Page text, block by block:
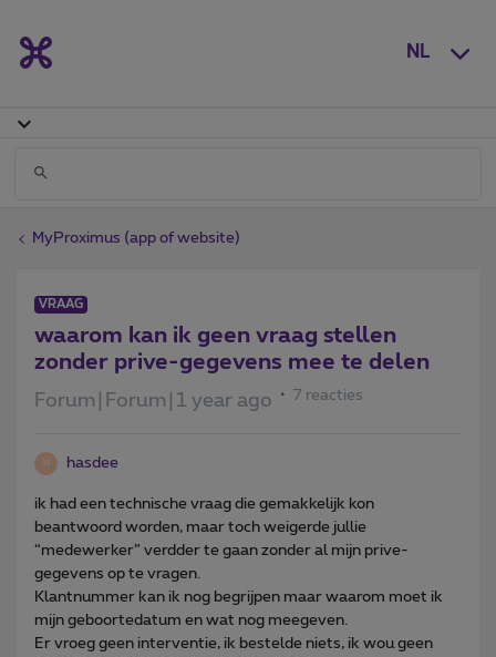
NL
MyProximus (app of website)
VRAAG
waarom kan ik geen vraag stellen
zonder prive-gegevens mee te delen
Forum|Forum|1 year ago 7 reacties
H hasdee
ik had een technische vraag die gemakkelijk kon
beantwoord worden, maar toch weigerde jullie
“medewerker” verdder te gaan zonder al mijn prive-
gegevens op te vragen.
Klantnummer kan ik nog begrijpen maar waarom moet ik
mijn geboortedatum en wat nog meegeven.
Er vroeg geen interventie, ik bestelde niets, ik wou geen